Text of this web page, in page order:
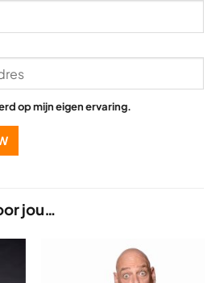
jou…
op mijn eigen ervaring.